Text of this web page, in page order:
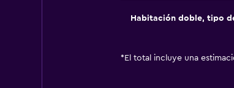
Habitación doble, tipo
* El total incluye una